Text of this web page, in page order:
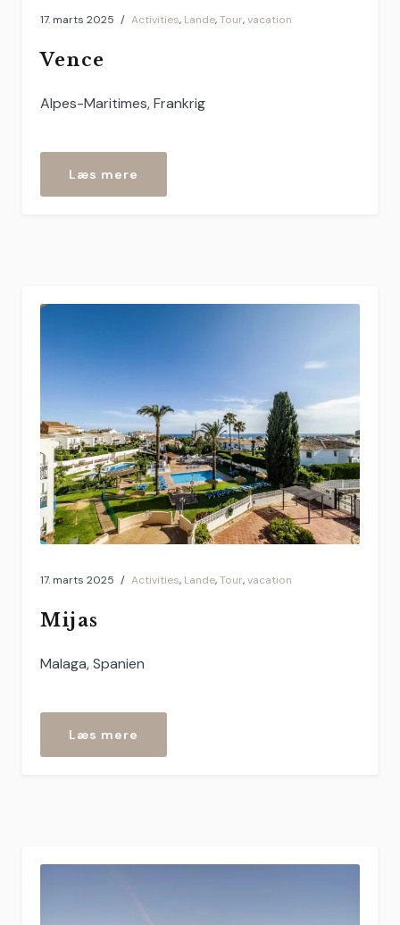
17. marts 2025 Activities, Lande,Tour,vacation
Vence
Alpes-Maritimes, Frankrig
Læs mere
17. marts 2025 Activities, Lande,Tour,vacation
Mijas
Malaga, Spanien
Læs mere